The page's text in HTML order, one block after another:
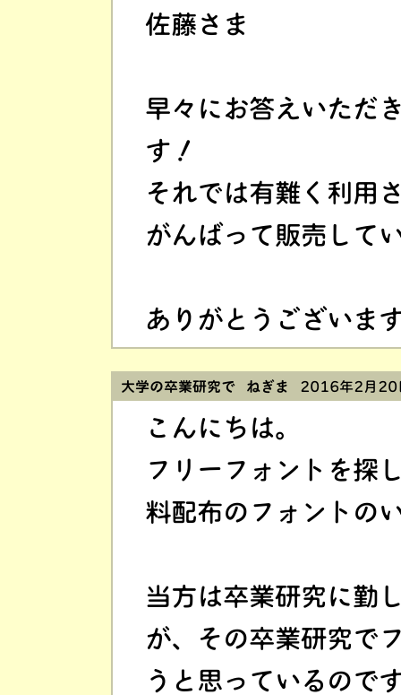
佐藤さま
早々にお答えいただ
す！
それでは有難く利用
がんばって販売して
ありがとうございま
大学の卒業研究で ねぎま 2016年2月
こんにちは。
フリーフォントを探
料配布のフォントの
当方は卒業研究に勤
が、その卒業研究で
うと思っているので